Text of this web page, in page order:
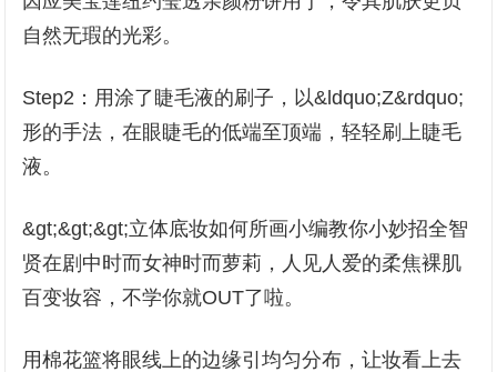
自然无瑕的光彩。
Step2：用涂了睫毛液的刷子，以&ldquo;Z&rdquo;
形的手法，在眼睫毛的低端至顶端，轻轻刷上睫毛
液。
&gt;&gt;&gt;立体底妆如何所画小编教你小妙招全智
贤在剧中时而女神时而萝莉，人见人爱的柔焦裸肌
百变妆容，不学你就OUT了啦。
用棉花篮将眼线上的边缘引均匀分布，让妆看上去